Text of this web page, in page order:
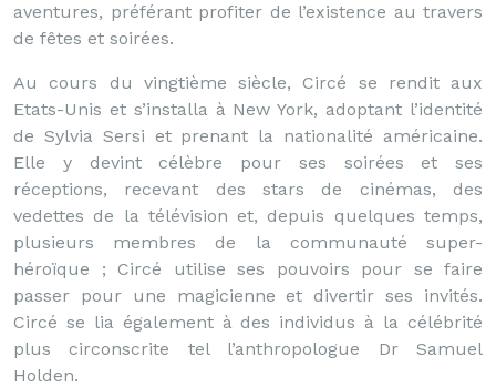
aventures, préférant profiter de l’existence au travers
de fêtes et soirées.
Au cours du vingtième siècle, Circé se rendit aux
Etats-Unis et s’installa à New York, adoptant l’identité
de Sylvia Sersi et prenant la nationalité américaine.
Elle y devint célèbre pour ses soirées et ses
réceptions, recevant des stars de cinémas, des
vedettes de la télévision et, depuis quelques temps,
plusieurs membres de la communauté super-
héroïque ; Circé utilise ses pouvoirs pour se faire
passer pour une magicienne et divertir ses invités.
Circé se lia également à des individus à la célébrité
plus circonscrite tel l’anthropologue Dr Samuel
Holden.